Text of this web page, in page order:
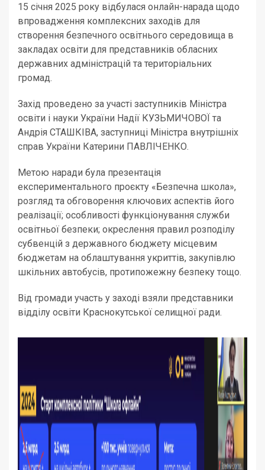
15 січня 2025 року відбулася онлайн-нарада щодо
впровадження комплексних заходів для
створення безпечного освітнього середовища в
закладах освіти для представників обласних
державних адміністрацій та територіальних
громад.
Захід проведено за участі заступників Міністра
освіти і науки України Надії КУЗЬМИЧОВОЇ та
Андрія СТАШКІВА, заступниці Міністра внутрішніх
справ України Катерини ПАВЛІЧЕНКО.
Метою наради була презентація
експериментального проєкту «Безпечна школа»,
розгляд та обговорення ключових аспектів його
реалізації; особливості функціонування служби
освітньої безпеки; окреслення правил розподілу
субвенцій з державного бюджету місцевим
бюджетам на облаштування укриттів, закупівлю
шкільних автобусів, протипожежну безпеку тощо.
Від громади участь у заході взяли представники
відділу освіти Краснокутської селищної ради.